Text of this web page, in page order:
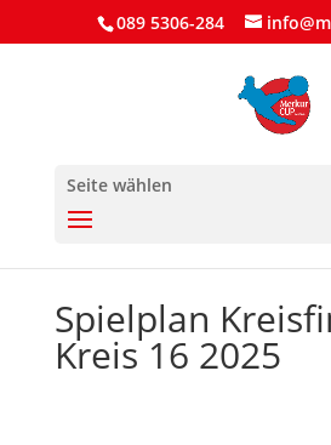
089 5306-284
Seite wählen
Spielplan
Kreis 16 2025